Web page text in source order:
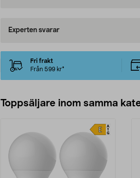
Experten svarar
Fri frakt
Från 599 kr*
Toppsäljare inom samma